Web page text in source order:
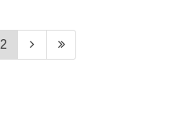
2